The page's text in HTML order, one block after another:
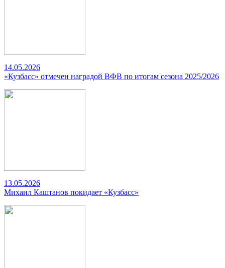
14.05.2026
«Кузбасс» отмечен наградой ВФВ по итогам сезона 2025/2026
13.05.2026
Михаил Каштанов покидает «Кузбасс»